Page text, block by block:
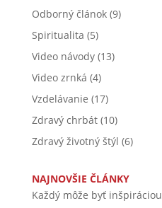
Odborný článok(9)
Spiritualita (5)
Video návody(13)
Video zrnká (4)
Vzdelávanie (17)
Zdravý chrbát(10)
Zdravý životný štýl (6)
NAJNOVŠIE ČLÁNKY
Každý môže byť inšpiráciou